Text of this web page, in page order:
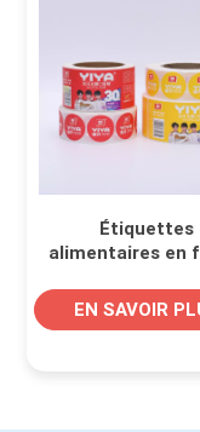
Étiquettes
alimentaires en
mâcher de la
EN SAVOIR